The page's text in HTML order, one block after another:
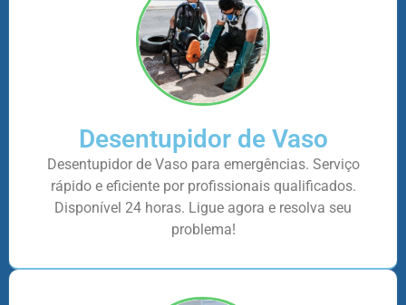
Desentupidor de Vaso
Desentupidor de Vaso para emergências. Serviço
rápido e eficiente por profissionais qualificados.
Disponível 24 horas. Ligue agora e resolva seu
problema!